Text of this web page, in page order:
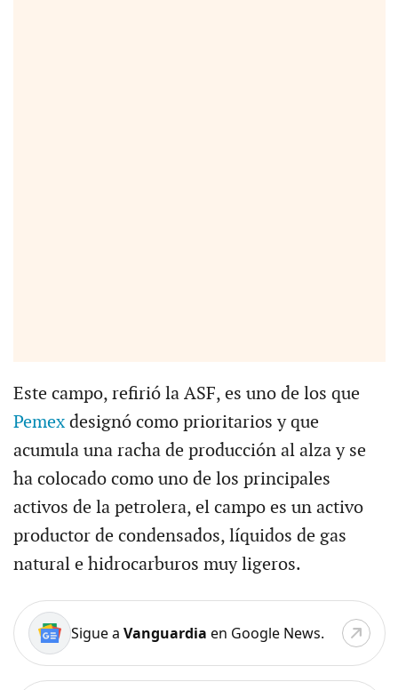
Este campo, refirió la ASF, es uno de los que
Pemexdesignó como prioritarios y que
acumula una racha de producción al alza y se
ha colocado como uno de los principales
activos de la petrolera, el campo es un activo
productor de condensados, líquidos de gas
natural e hidrocarburos muy ligeros.
Sigue a Vanguardia en Google News.